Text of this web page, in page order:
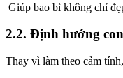
Giúp bao bì không chỉ
2.2. Định hướng
Thay vì làm theo cảm